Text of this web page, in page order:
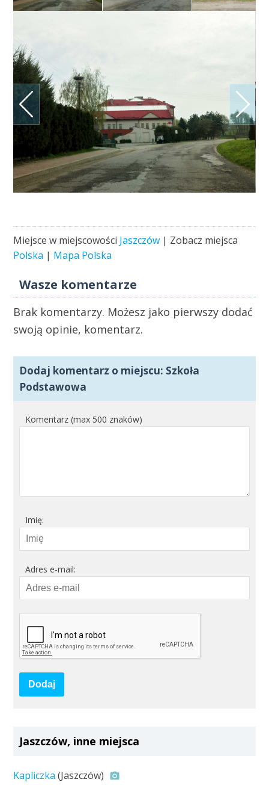
Miejsce w miejscowości Jaszczów | Zobacz miejsca
Polska | Mapa Polska
Wasze komentarze
Brak komentarzy. Możesz jako pierwszy dodać
swoją opinie, komentarz.
Dodaj komentarz o miejscu: Szkoła
Podstawowa
Komentarz (max 500 znaków)
Imię:
Adres e-mail:
Dodaj
Jaszczów, inne miejsca
Kapliczka (Jaszczów)